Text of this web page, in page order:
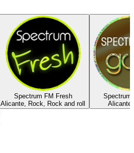
Spectrum FM Fresh
Alicante, Rock, Rock and roll
Spectrum